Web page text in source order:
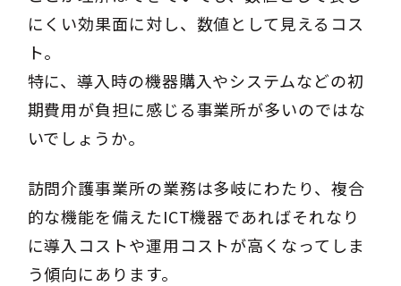
にくい効果面に対し、数値として見えるコス
ト。
特に、導入時の機器購入やシステムなどの初
期費用が負担に感じる事業所が多いのではな
いでしょうか。
訪問介護事業所の業務は多岐にわたり、複合
的な機能を備えたICT機器であればそれなり
に導入コストや運用コストが高くなってしま
う傾向にあります。